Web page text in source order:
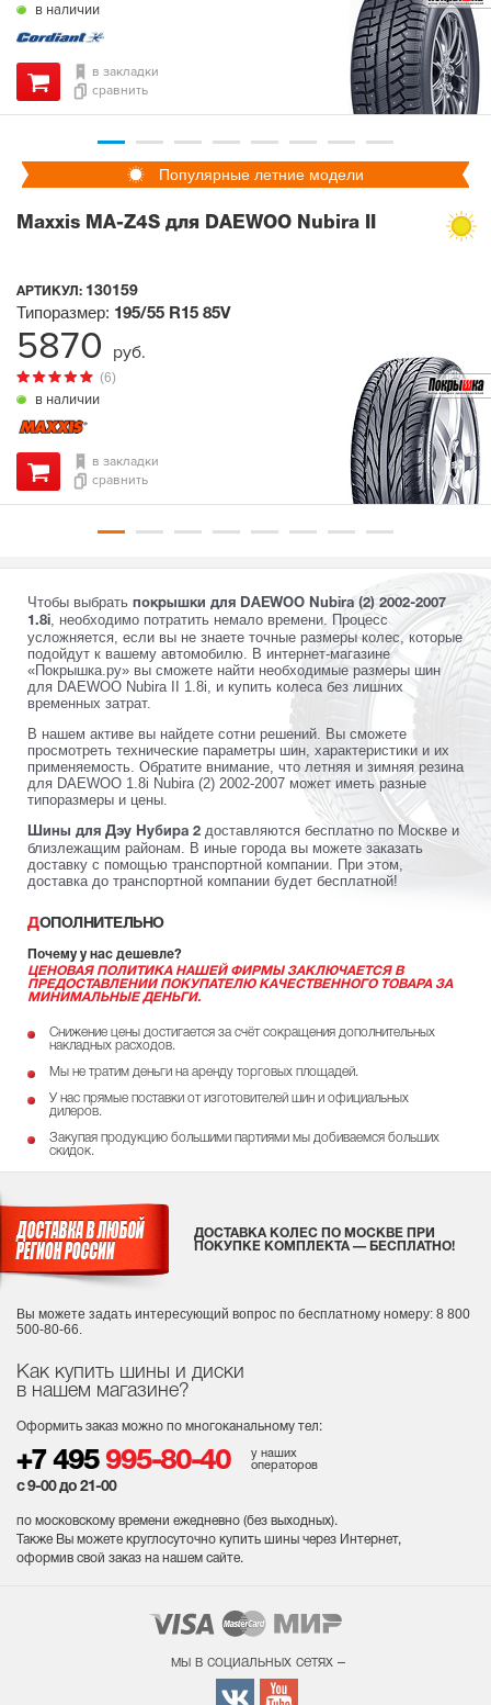
в наличии
в закладки
сравнить
Популярные летние модели
Maxxis MA-Z4S для DAEWOO Nubira II
АРТИКУЛ: 130159
в наличии
(6)
Типоразмер: 195/55 R15 85V
в закладки
сравнить
5870 руб.
Чтобы выбрать покрышки для DAEWOO Nubira (2) 2002-2007
1.8i
, необходимо потратить немало времени. Процесс
усложняется, если вы не знаете точные размеры колес, которые
подойдут к вашему автомобилю. В интернет-магазине
«Покрышка.ру» вы сможете найти необходимые размеры шин
для DAEWOO Nubira II 1.8i, и купить колеса без лишних
временных затрат.
В нашем активе вы найдете сотни решений. Вы сможете
просмотреть технические параметры шин, характеристики и их
применяемость. Обратите внимание, что летняя и зимняя резина
для DAEWOO 1.8i Nubira (2) 2002-2007 может иметь разные
типоразмеры и цены.
Шины для Дэу Нубира 2 доставляются бесплатно по Москве и
близлежащим районам. В иные города вы можете заказать
доставку с помощью транспортной компании. При этом,
доставка до транспортной компании будет бесплатной!
ДОПОЛНИТЕЛЬНО
Почему у нас дешевле?
ЦЕНОВАЯ ПОЛИТИКА НАШЕЙ ФИРМЫ ЗАКЛЮЧАЕТСЯ В
ПРЕДОСТАВЛЕНИИ ПОКУПАТЕЛЮ КАЧЕСТВЕННОГО ТОВАРА ЗА
МИНИМАЛЬНЫЕ ДЕНЬГИ.
Снижение цены достигается за счёт сокращения дополнительных
накладных расходов.
Мы не тратим деньги на аренду торговых площадей.
У нас прямые поставки от изготовителей шин и официальных
дилеров.
Закупая продукцию большими партиями мы добиваемся больших
скидок.
Как купить шины и диски
в нашем магазине?
Оформить заказ можно по многоканальному тел:
+7 495 995-80-40
у наших
операторов
с 9-00 до 21-00
по московскому времени ежедневно (без выходных).
Также Вы можете круглосуточно купить шины через Интернет,
оформив свой заказ на нашем сайте.
ДОСТАВКА КОЛЕС ПО МОСКВЕ ПРИ
ПОКУПКЕ КОМПЛЕКТА — БЕСПЛАТНО!
Вы можете задать интересующий вопрос по бесплатному номеру: 8 800
500-80-66.
мы в социальных сетях –